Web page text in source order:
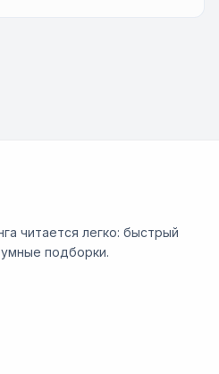
читается легко: быстрый
подборки.